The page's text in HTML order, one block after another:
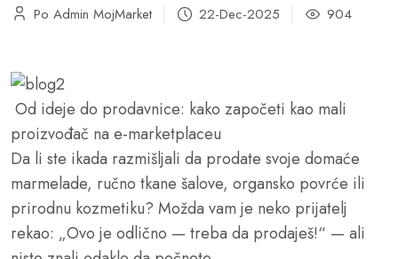
Po Admin MojMarket 22-Dec-2025 904
Od ideje do prodavnice: kako započeti kao mali
proizvođač na e-marketplaceu
Da li ste ikada razmišljali da prodate svoje domaće
marmelade, ručno tkane šalove, organsko povrće ili
prirodnu kozmetiku? Možda vam je neko prijatelj
rekao: „Ovo je odlično — treba da prodaješ!“ — ali